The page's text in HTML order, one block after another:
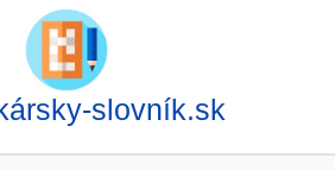
slovník.sk